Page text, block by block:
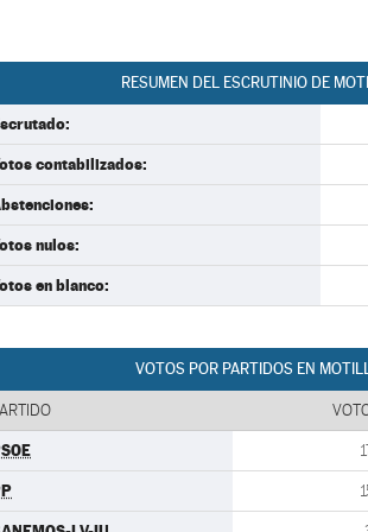
RESUMEN DEL ESCRUTINIO DE
contabilizados:
nulos:
en blanco:
VOTOS POR PARTIDOS EN